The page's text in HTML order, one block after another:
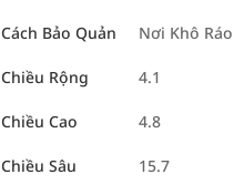
Cách Bảo Quản Nơi Khô
Chiều Rộng 4.1
Chiều Cao 4.8
Chiều Sâu 15.7